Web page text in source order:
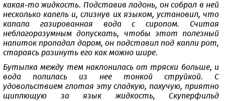
какая-то жидкость. Подставив ладонь, он собрал в ней
несколько капель и, слизнув их языком, установил, что
капала газированная вода с сиропом. Считая
неблагоразумным допускать, чтобы этот полезный
напиток пропадал даром, он подставил под капли рот,
стараясь разинуть его как можно шире.
Бутылка между тем наклонилась от тряски больше, и
вода полилась из нее тонкой струйкой. С
удовольствием глотая эту сладкую, пахучую, приятно
щиплющую за язык жидкость, Скуперфильд